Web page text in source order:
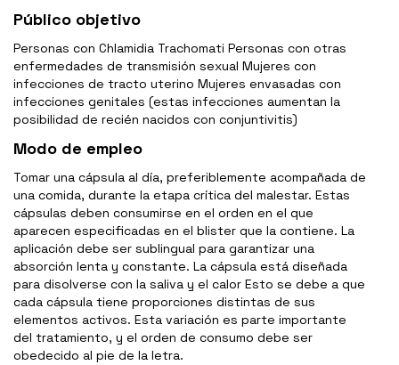
Público objetivo
Personas con Chlamidia Trachomati Personas con otras
enfermedades de transmisión sexual Mujeres con
infecciones de tracto uterino Mujeres envasadas con
infecciones genitales (estas infecciones aumentan la
posibilidad de recién nacidos con conjuntivitis)
Modo de empleo
Tomar una cápsula al día, preferiblemente acompañada de
una comida, durante la etapa crítica del malestar. Estas
cápsulas deben consumirse en el orden en el que
aparecen especificadas en el blister que la contiene. La
aplicación debe ser sublingual para garantizar una
absorción lenta y constante. La cápsula está diseñada
para disolverse con la saliva y el calor Esto se debe a que
cada cápsula tiene proporciones distintas de sus
elementos activos. Esta variación es parte importante
del tratamiento, y el orden de consumo debe ser
obedecido al pie de la letra.